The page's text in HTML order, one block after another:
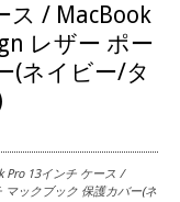
ス / MacBook
レザー ポー
(ネイビー/タ
Pro 13インチ ケース /
マックブック 保護カバー(ネ